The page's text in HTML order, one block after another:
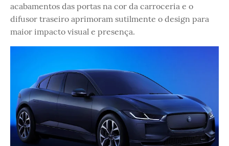
acabamentos das portas na cor da carroceria e o
difusor traseiro aprimoram sutilmente o design para
maior impacto visual e presença.